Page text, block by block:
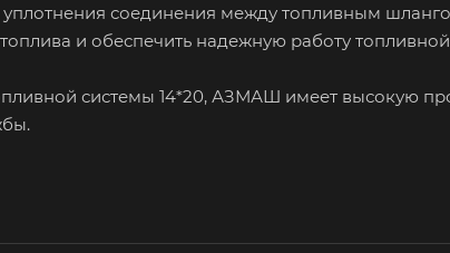
уплотнения соединения между топливным
топлива и обеспечить надежную работу
системы 14*20, АЗМАШ имеет высокую